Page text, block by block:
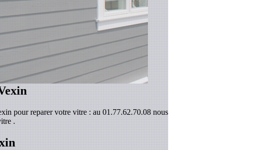
pour reparer votre vitre : au 01.77.62.70.08 nous
.